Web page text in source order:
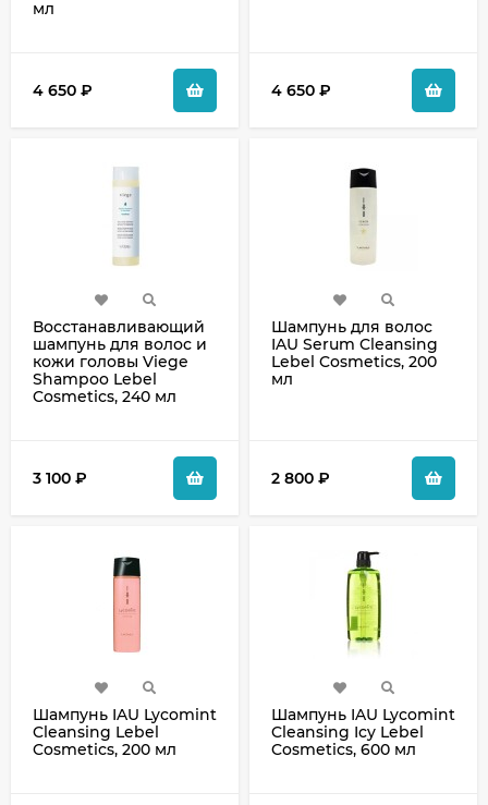
мл
4 650 ₽ 4 650 ₽
Восстанавливающий
шампунь для волос и
кожи головы Viege
Shampoo Lebel
Cosmetics, 240 мл
3 100 ₽
Шампунь для волос
IAU Serum Cleansing
Lebel Cosmetics, 200
мл
2 800 ₽
Шампунь IAU Lycomint
Cleansing Lebel
Cosmetics, 200 мл
Шампунь IAU Lycomint
Cleansing Icy Lebel
Cosmetics, 600 мл